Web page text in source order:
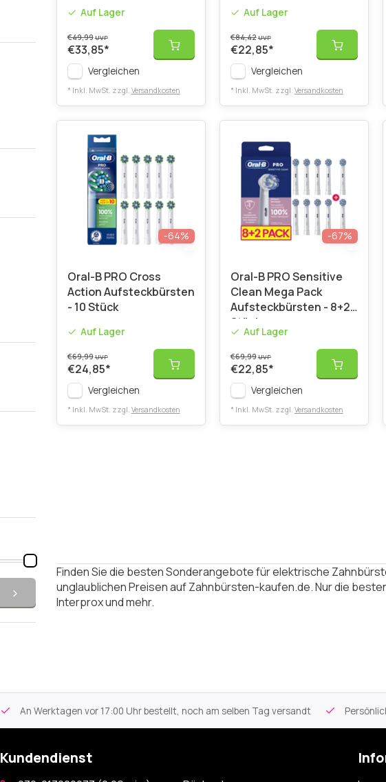
Auf Lager
€49,99UVP
€33,85*
Vergleichen
* Inkl. MwSt. zzgl. Versandkosten
Auf Lager
€84,42UVP
€22,85*
Vergleichen
* Inkl. MwSt. zzgl. Versandkosten
-64%
Oral-B PRO Cross
Action Aufsteckbürsten
- 10 Stück
Auf Lager
€69,99UVP
€24,85*
Vergleichen
* Inkl. MwSt. zzgl. Versandkosten
-67%
Oral-B PRO Sensitive
Clean Mega Pack
Aufsteckbürsten - 8+2
Stück
Auf Lager
€69,99UVP
€22,85*
Vergleichen
* Inkl. MwSt. zzgl. Versandkosten
Finden Sie die besten Sonderangebote für elektrische
unglaublichen Preisen auf Zahnbürsten-kaufen.de. Nur die
Interprox und mehr.
An Werktagen vor 17:00 Uhr bestellt, noch am selben Tag versandt
Kundendienst